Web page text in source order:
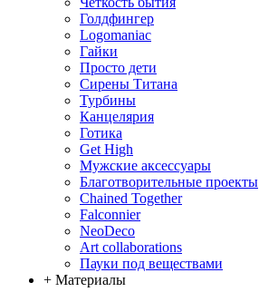
Голдфингер
Logomaniac
Гайки
Просто дети
Сирены Титана
Турбины
Канцелярия
Готика
Get High
Мужские аксессуары
Благотворительные проекты
Chained Together
Falconnier
NeoDeco
Аrt collaborations
Пауки под веществами
+ Материалы